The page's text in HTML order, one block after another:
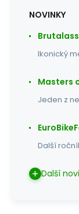
NOVINKY
Ikonický
Masters
Jeden z
Další
Další